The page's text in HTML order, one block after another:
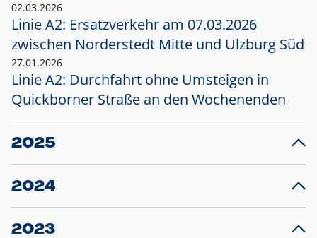
02.03.2026
Linie A2: Ersatzverkehr am 07.03.2026
zwischen Norderstedt Mitte und Ulzburg Süd
27.01.2026
Linie A2: Durchfahrt ohne Umsteigen in
Quickborner Straße an den Wochenenden
2025
23.12.2025
Projekt S5: Start der Bauarbeiten am
2024
10.12.2024
Großprojekt S5: Sperrung der Bahnstraße in
2023